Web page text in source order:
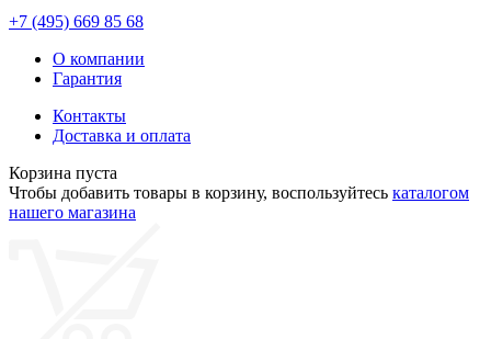
+7 (495) 669 85 68
О компании
Гарантия
Контакты
Доставка и оплата
Корзина пуста
Чтобы добавить товары в корзину, воспользуйтесь каталогом
нашего магазина